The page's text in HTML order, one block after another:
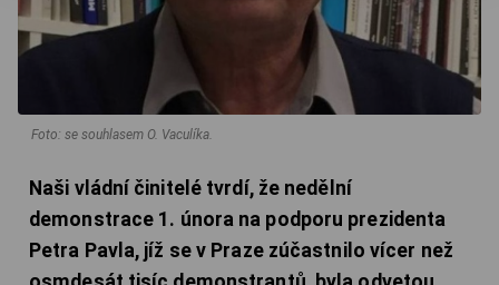
Foto: se souhlasem O. Vaculíka.
Naši vládní činitelé tvrdí, že nedělní
demonstrace 1. února na podporu prezidenta
Petra Pavla, jíž se v Praze zúčastnilo vícer než